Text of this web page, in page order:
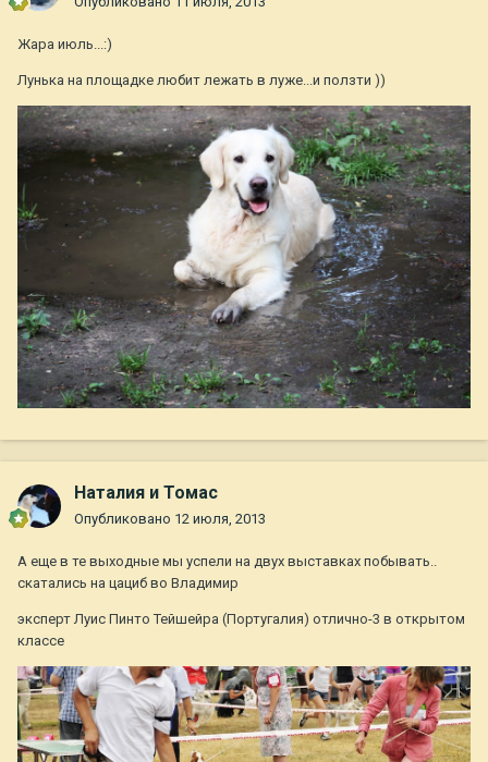
Жара июль...:)
Лунька на площадке любит лежать в луже...и ползти ))
Наталия и Томас
Опубликовано 12 июля, 2013
А еще в те выходные мы успели на двух выставках побывать..
скатались на цациб во Владимир
эксперт Луис Пинто Тейшейра (Португалия) отлично-3 в открытом
классе